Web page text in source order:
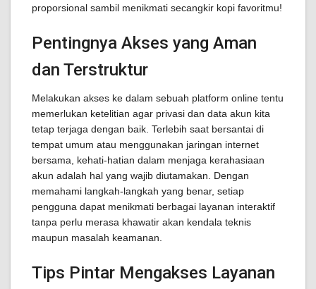
proporsional sambil menikmati secangkir kopi favoritmu!
Pentingnya Akses yang Aman
dan Terstruktur
Melakukan akses ke dalam sebuah platform online tentu
memerlukan ketelitian agar privasi dan data akun kita
tetap terjaga dengan baik. Terlebih saat bersantai di
tempat umum atau menggunakan jaringan internet
bersama, kehati-hatian dalam menjaga kerahasiaan
akun adalah hal yang wajib diutamakan. Dengan
memahami langkah-langkah yang benar, setiap
pengguna dapat menikmati berbagai layanan interaktif
tanpa perlu merasa khawatir akan kendala teknis
maupun masalah keamanan.
Tips Pintar Mengakses Layanan